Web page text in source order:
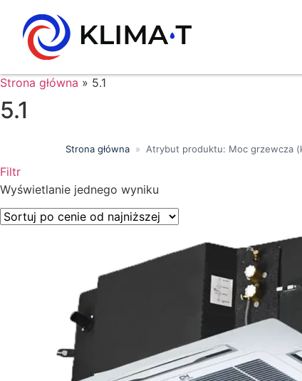
Strona główna » 5.1
5.1
Strona główna » Atrybut produktu: Moc grzewcza
Filtr
Wyszukiwanie tekstowe
Kategorie produktów
Klasa energetyczna
Wyświetlanie jednego wyniku